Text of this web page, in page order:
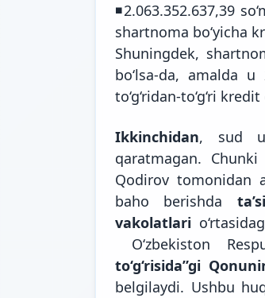
◾️2.063.352.637,39
shartnoma bo‘yicha
Shuningdek,
bo‘lsa-da, amalda
to‘g‘ridan-to‘g‘ri
Ikkinchidan, sud
qaratmagan.
Qodirov tomonidan
baho berishda
vakolatlari
O‘zbekiston
to‘g‘risida”gi
belgilaydi. Ushbu